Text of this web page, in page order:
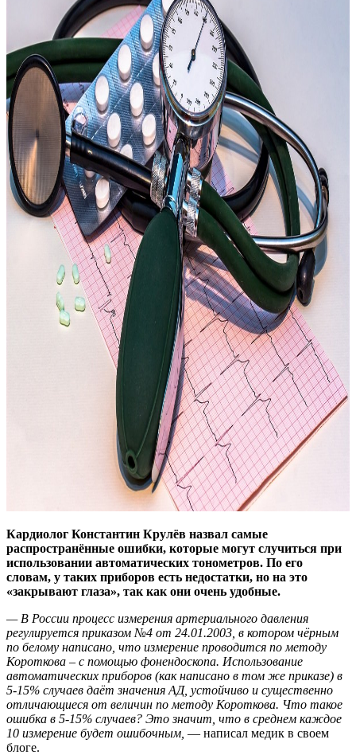
Кардиолог Константин Крулёв назвал самые
распространённые ошибки, которые могут случиться при
использовании автоматических тонометров. По его
словам, у таких приборов есть недостатки, но на это
«закрывают глаза», так как они очень удобные.
— В России процесс измерения артериального давления
регулируется приказом №4 от 24.01.2003, в котором чёрным
по белому написано, что измерение проводится по методу
Короткова – с помощью фонендоскопа. Использование
автоматических приборов (как написано в том же приказе) в
5-15% случаев даёт значения АД, устойчиво и существенно
отличающиеся от величин по методу Короткова. Что такое
ошибка в 5-15% случаев? Это значит, что в среднем каждое
10 измерение будет ошибочным, — написал медик в своем
блоге.